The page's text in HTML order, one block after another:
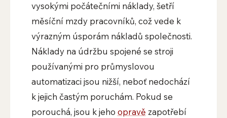
vysokými počátečními náklady, šetří
měsíční mzdy pracovníků, což vede k
výrazným úsporám nákladů společnosti.
Náklady na údržbu spojené se stroji
používanými pro průmyslovou
automatizaci jsou nižší, neboť nedochází
k jejich častým poruchám. Pokud se
porouchá, jsou k jeho opravě zapotřebí